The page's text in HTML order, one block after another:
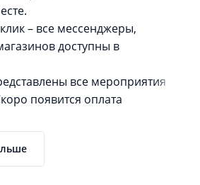
– все мессенджеры,
доступны в
все мероприятия
появится оплата